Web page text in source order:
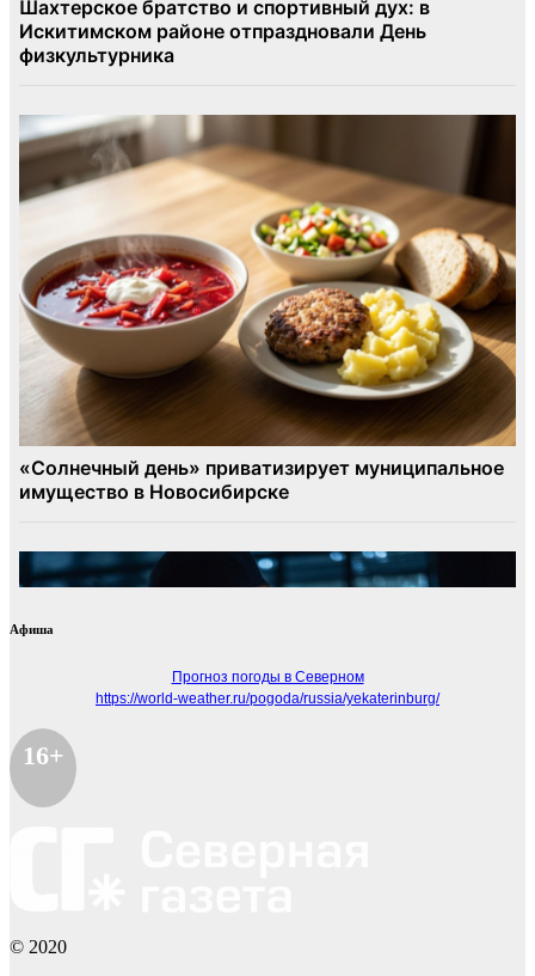
Афиша
Прогноз погоды в Северном
https://world-weather.ru/pogoda/russia/yekaterinburg/
16+
© 2020